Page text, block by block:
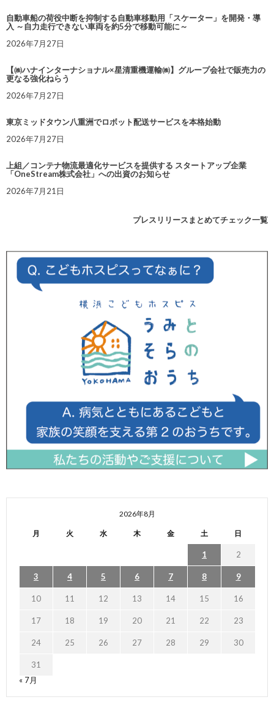
自動車船の荷役中断を抑制する自動車移動用「スケーター」を開発・導
入 ～自力走行できない車両を約5分で移動可能に～
2026年7月27日
【㈱ハナインターナショナル×星清重機運輸㈱】グループ会社で販売力の
更なる強化ねらう
2026年7月27日
東京ミッドタウン八重洲でロボット配送サービスを本格始動
2026年7月27日
上組／コンテナ物流最適化サービスを提供する スタートアップ企業
「OneStream株式会社」への出資のお知らせ
2026年7月21日
プレスリリースまとめてチェック一覧
2026年8月
月 火 水 木 金 土 日
1 2
3 4 5 6 7 8 9
10 11 12 13 14 15 16
17 18 19 20 21 22 23
24 25 26 27 28 29 30
31
« 7月